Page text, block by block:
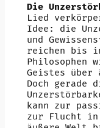
Die
Lied
Idee: die
und
reichen bis
Philosophen
Geistes über
Doch gerade
kann zur
zur Flucht in